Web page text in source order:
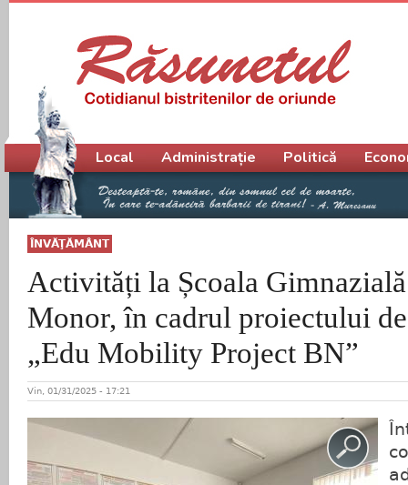
ÎNVĂŢĂMÂNT
Activități la Școala
Monor, în cadrul proiectului
„Edu Mobility Project BN”
Vin, 01/31/2025 - 17:21
Meniu principal
Local Administrație Politică